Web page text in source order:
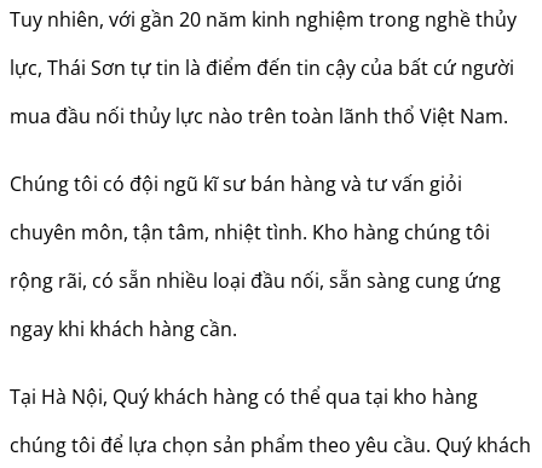
Tuy nhiên, với gần 20 năm kinh nghiệm trong nghề thủy
lực, Thái Sơn tự tin là điểm đến tin cậy của bất cứ người
mua đầu nối thủy lực nào trên toàn lãnh thổ Việt Nam.
Chúng tôi có đội ngũ kĩ sư bán hàng và tư vấn giỏi
chuyên môn, tận tâm, nhiệt tình. Kho hàng chúng tôi
rộng rãi, có sẵn nhiều loại đầu nối, sẵn sàng cung ứng
ngay khi khách hàng cần.
Tại Hà Nội, Quý khách hàng có thể qua tại kho hàng
chúng tôi để lựa chọn sản phẩm theo yêu cầu. Quý khách